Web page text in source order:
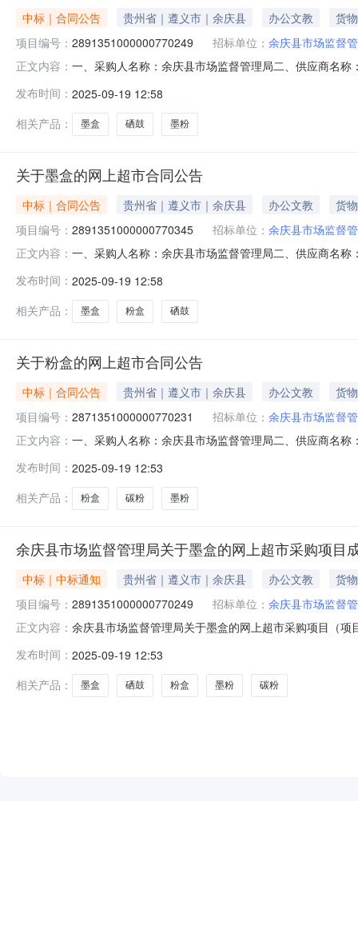
中标｜合同公告 贵州省｜遵义市｜余庆县 办公文教
货物
项目编号： 2891351000000770249 招标单位： 余庆县市场监督
正文内容： 一、采购人名称：余庆县市场监督管理局二、供应商名
联合美CE278A硒鼓华联合美CE278A,个1.001801803
发布时间： 2025-09-19 12:58
相关产品：
墨盒 硒鼓 墨粉
关于墨盒的网上超市合同公告
中标｜合同公告 贵州省｜遵义市｜余庆县 办公文教
货物
项目编号： 2891351000000770345 招标单位： 余庆县市场监督
正文内容： 一、采购人名称：余庆县市场监督管理局二、供应商名
盒11.0019020902联想M120Pro有线鼠标联想/lenovoM12
发布时间： 2025-09-19 12:58
相关产品：
墨盒 粉盒 硒鼓
关于粉盒的网上超市合同公告
中标｜合同公告 贵州省｜遵义市｜余庆县 办公文教
货物
项目编号： 2871351000000770231 招标单位： 余庆县市场监督
正文内容： 一、采购人名称：余庆县市场监督管理局二、供应商名
LT2441,盒26.0018046802格之格NT-CL2451plus+粉盒
发布时间： 2025-09-19 12:53
相关产品：
粉盒 碳粉 墨粉
余庆县市场监督管理局关于墨盒的网上超市采购项目
中标｜中标通知 贵州省｜遵义市｜余庆县 办公文教
货物
项目编号： 2891351000000770249 招标单位： 余庆县市场监督
正文内容： 余庆县市场监督管理局关于墨盒的网上超市采购项目（
行政区划编码:520329项目所在行政区划名称:贵州省遵义
发布时间： 2025-09-19 12:53
相关产品：
墨盒 硒鼓 粉盒 墨粉 碳粉